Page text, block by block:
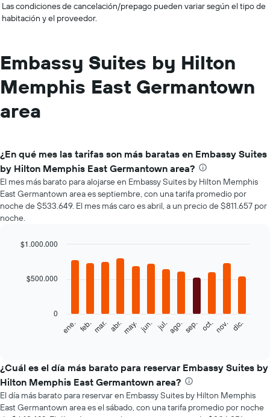
Las condiciones de cancelación/prepago pueden variar según el tipo de
habitación y el proveedor.
Embassy Suites by Hilton
Memphis East Germantown
area
¿En qué mes las tarifas son más baratas en Embassy Suites
by Hilton Memphis East Germantown area?
El mes más barato para alojarse en Embassy Suites by Hilton Memphis
East Germantown area es septiembre, con una tarifa promedio por
noche de $533.649. El mes más caro es abril, a un precio de $811.657 por
noche.
with
el
precio
promedio
de
una
ene. feb.mar. abr.may. jun. jul.ago.sep. oct.nov. dic.
0
$500.000
$1.000.000
¿Cuál es el día más barato para reservar Embassy Suites by
Hilton Memphis East Germantown area?
El día más barato para reservar en Embassy Suites by Hilton Memphis
East Germantown area es el sábado, con una tarifa promedio por noche